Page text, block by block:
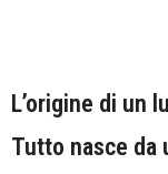
L’origine di un
Tutto nasce da